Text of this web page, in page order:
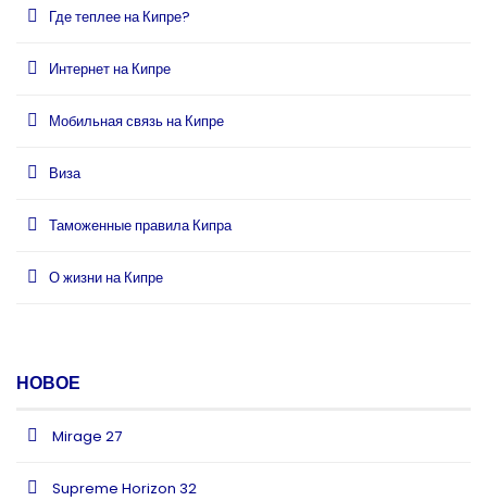
Где теплее на Кипре?
Интернет на Кипре
Мобильная связь на Кипре
Виза
Таможенные правила Кипра
О жизни на Кипре
НОВОЕ
Mirage 27
Supreme Horizon 32